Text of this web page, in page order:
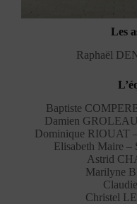
Les
Raphaël
Baptiste
Damien
Dominique RIOUAT
Elisabeth Maire –
Astrid
Marilyne
Christel